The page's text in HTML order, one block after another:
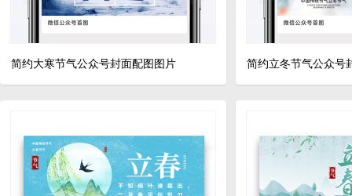
简约大寒节气公众号封面配图图片 简约立冬节气公众号